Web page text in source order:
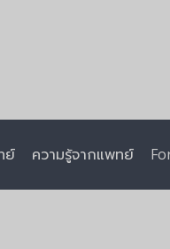
ย์ ความรู้จากแพทย์